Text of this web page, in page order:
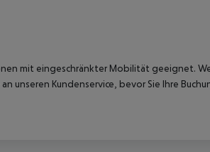
mit eingeschränkter Mobilität geeignet.
unseren Kundenservice, bevor Sie Ihre